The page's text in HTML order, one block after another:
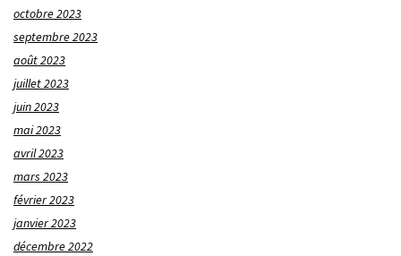
octobre 2023
septembre 2023
août 2023
juillet 2023
juin 2023
mai 2023
avril 2023
mars 2023
février 2023
janvier 2023
décembre 2022